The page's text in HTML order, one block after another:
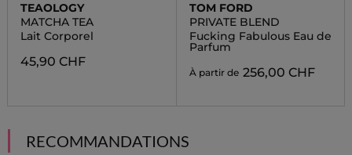
TEAOLOGY
MATCHA TEA
Lait Corporel
45,90 CHF
TOM FORD
PRIVATE BLEND
Fucking Fabulous Eau de
Parfum
À partir de 256,00 CHF
RECOMMANDATIONS